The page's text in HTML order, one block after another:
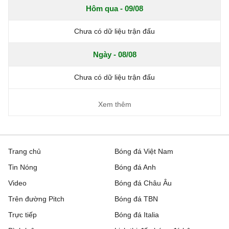
Hôm qua - 09/08
Chưa có dữ liệu trận đấu
Ngày - 08/08
Chưa có dữ liệu trận đấu
Xem thêm
Trang chủ
Tin Nóng
Video
Trên đường Pitch
Trực tiếp
Bóng đá Việt Nam
Bóng đá Anh
Bóng đá Châu Âu
Bóng đá TBN
Bóng đá Italia